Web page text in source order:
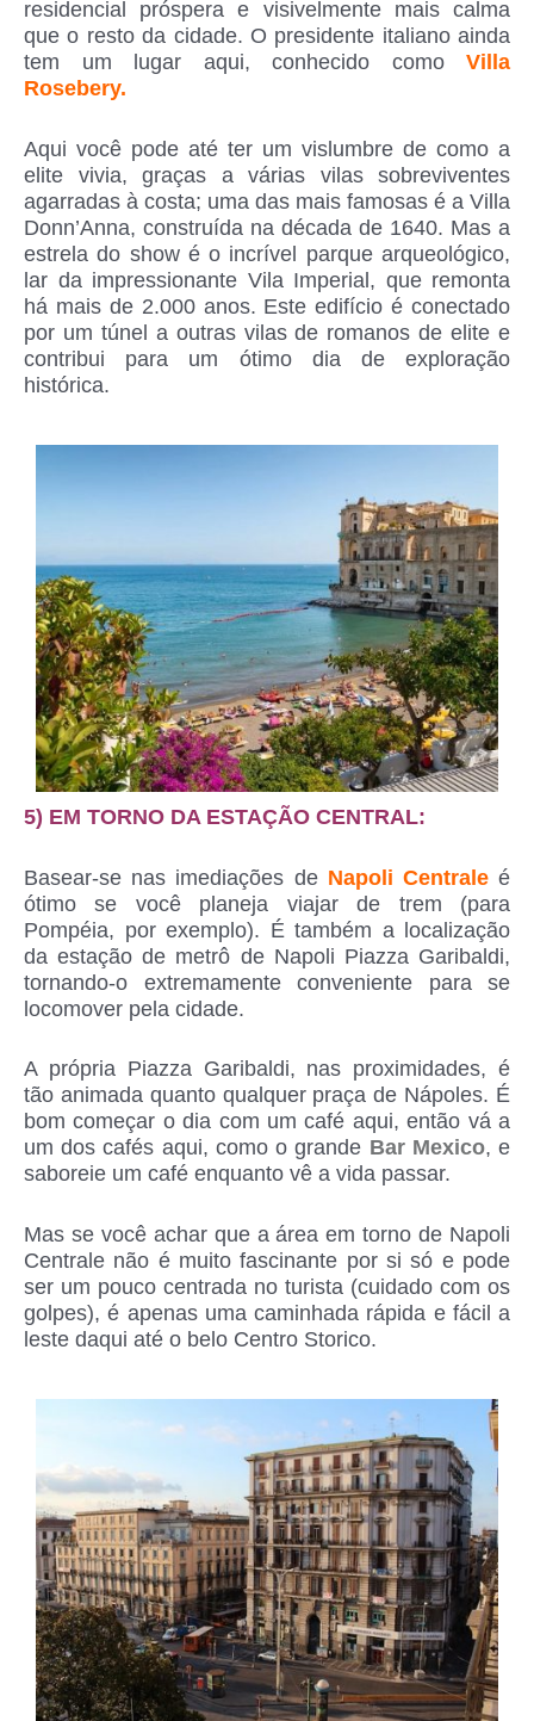
residencial próspera e visivelmente mais calma
que o resto da cidade. O presidente italiano ainda
tem um lugar aqui, conhecido como Villa
Rosebery.
Aqui você pode até ter um vislumbre de como a
elite vivia, graças a várias vilas sobreviventes
agarradas à costa; uma das mais famosas é a Villa
Donn’Anna, construída na década de 1640. Mas a
estrela do show é o incrível parque arqueológico,
lar da impressionante Vila Imperial, que remonta
há mais de 2.000 anos. Este edifício é conectado
por um túnel a outras vilas de romanos de elite e
contribui para um ótimo dia de exploração
histórica.
5) EM TORNO DA ESTAÇÃO CENTRAL:
Basear-se nas imediações de Napoli Centraleé
ótimo se você planeja viajar de trem (para
Pompéia, por exemplo). É também a localização
da estação de metrô de Napoli Piazza Garibaldi,
tornando-o extremamente conveniente para se
locomover pela cidade.
A própria Piazza Garibaldi, nas proximidades, é
tão animada quanto qualquer praça de Nápoles. É
bom começar o dia com um café aqui, então vá a
um dos cafés aqui, como o grande Bar Mexico, e
saboreie um café enquanto vê a vida passar.
Mas se você achar que a área em torno de Napoli
Centrale não é muito fascinante por si só e pode
ser um pouco centrada no turista (cuidado com os
golpes), é apenas uma caminhada rápida e fácil a
leste daqui até o belo Centro Storico.